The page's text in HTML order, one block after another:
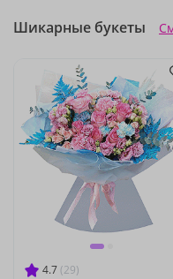
Шикарные букеты
4.7 (29)